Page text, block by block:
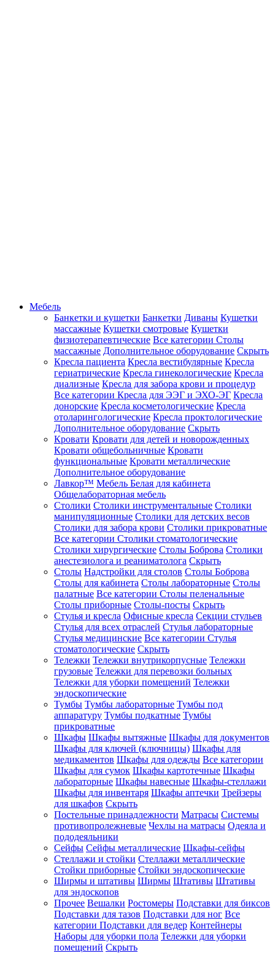
Мебель
Банкетки и кушетки Банкетки Диваны Кушетки
массажные Кушетки смотровые Кушетки
физиотерапевтические Все категории Столы
массажные Дополнительное оборудование Скрыть
Кресла пациента Кресла вестибулярные Кресла
гериатрические Кресла гинекологические Кресла
диализные Кресла для забора крови и процедур
Все категории Кресла для ЭЭГ и ЭХО-ЭГ Кресла
донорские Кресла косметологические Кресла
отоларингологические Кресла проктологические
Дополнительное оборудование Скрыть
Кровати Кровати для детей и новорожденных
Кровати общебольничные Кровати
функциональные Кровати металлические
Дополнительное оборудование
Лавкор™ Мебель Белая для кабинета
Общелабораторная мебель
Столики Столики инструментальные Столики
манипуляционные Столики для детских весов
Столики для забора крови Столики прикроватные
Все категории Столики стоматологические
Столики хирургические Столы Боброва Столики
анестезиолога и реаниматолога Скрыть
Столы Надстройки для столов Столы Боброва
Столы для кабинета Столы лабораторные Столы
палатные Все категории Столы пеленальные
Столы приборные Столы-посты Скрыть
Стулья и кресла Офисные кресла Секции стульев
Стулья для всех отраслей Стулья лабораторные
Стулья медицинские Все категории Стулья
стоматологические Скрыть
Тележки Тележки внутрикорпусные Тележки
грузовые Тележки для перевозки больных
Тележки для уборки помещений Тележки
эндоскопические
Тумбы Тумбы лабораторные Тумбы под
аппаратуру Тумбы подкатные Тумбы
прикроватные
Шкафы Шкафы вытяжные Шкафы для документов
Шкафы для ключей (ключницы) Шкафы для
медикаментов Шкафы для одежды Все категории
Шкафы для сумок Шкафы картотечные Шкафы
лабораторные Шкафы навесные Шкафы-стеллажи
Шкафы для инвентаря Шкафы аптечки Трейзеры
для шкафов Скрыть
Постельные принадлежности Матрасы Системы
противопролежневые Чехлы на матрасы Одеяла и
пододеяльники
Сейфы Сейфы металлические Шкафы-сейфы
Стеллажи и стойки Стеллажи металлические
Стойки приборные Стойки эндоскопические
Ширмы и штативы Ширмы Штативы Штативы
для эндоскопов
Прочее Вешалки Ростомеры Подставки для биксов
Подставки для тазов Подставки для ног Все
категории Подставки для ведер Контейнеры
Наборы для уборки пола Тележки для уборки
помещений Скрыть